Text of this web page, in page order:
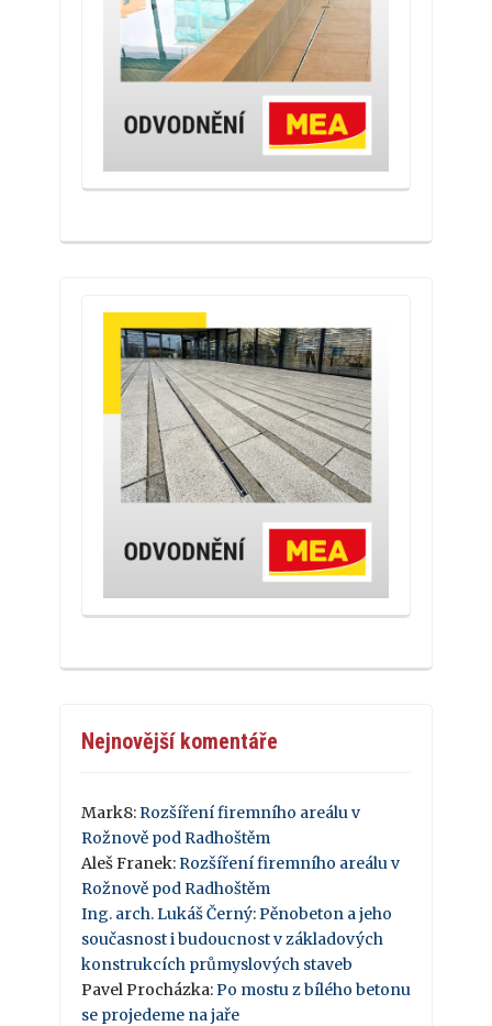
Nejnovější komentáře
Mark8: Rozšíření firemního areálu v
Rožnově pod Radhoštěm
Aleš Franek: Rozšíření firemního areálu v
Rožnově pod Radhoštěm
Ing. arch. Lukáš Černý: Pěnobeton a jeho
současnost i budoucnost v základových
konstrukcích průmyslových staveb
Pavel Procházka: Po mostu z bílého betonu
se projedeme na jaře